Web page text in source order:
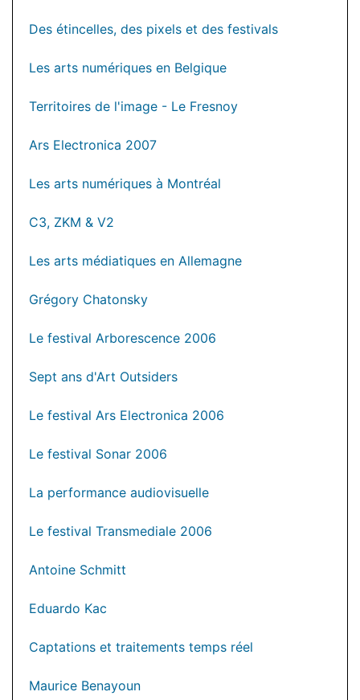
Des étincelles, des pixels et des festivals
Les arts numériques en Belgique
Territoires de l'image - Le Fresnoy
Ars Electronica 2007
Les arts numériques à Montréal
C3, ZKM & V2
Les arts médiatiques en Allemagne
Grégory Chatonsky
Le festival Arborescence 2006
Sept ans d'Art Outsiders
Le festival Ars Electronica 2006
Le festival Sonar 2006
La performance audiovisuelle
Le festival Transmediale 2006
Antoine Schmitt
Eduardo Kac
Captations et traitements temps réel
Maurice Benayoun